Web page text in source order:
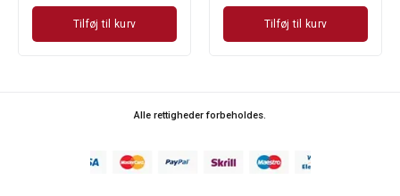
Tilføj til kurv Tilføj til kurv
Alle rettigheder forbeholdes.